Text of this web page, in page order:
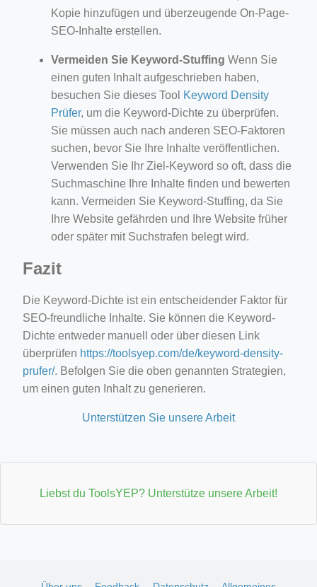
Kopie hinzufügen und überzeugende On-Page-
SEO-Inhalte erstellen.
Vermeiden Sie Keyword-Stuffing Wenn Sie
einen guten Inhalt aufgeschrieben haben,
besuchen Sie dieses Tool Keyword Density
Prüfer, um die Keyword-Dichte zu überprüfen.
Sie müssen auch nach anderen SEO-Faktoren
suchen, bevor Sie Ihre Inhalte veröffentlichen.
Verwenden Sie Ihr Ziel-Keyword so oft, dass die
Suchmaschine Ihre Inhalte finden und bewerten
kann. Vermeiden Sie Keyword-Stuffing, da Sie
Ihre Website gefährden und Ihre Website früher
oder später mit Suchstrafen belegt wird.
Fazit
Die Keyword-Dichte ist ein entscheidender Faktor für
SEO-freundliche Inhalte. Sie können die Keyword-
Dichte entweder manuell oder über diesen Link
überprüfen https://toolsyep.com/de/keyword-density-
prufer/. Befolgen Sie die oben genannten Strategien,
um einen guten Inhalt zu generieren.
Unterstützen Sie unsere Arbeit
Liebst du ToolsYEP? Unterstütze unsere Arbeit!